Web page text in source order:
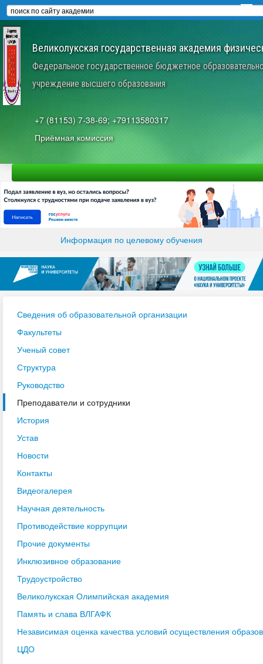
Великолукская государственная академия
Федеральное государственное бюджетное
учреждение высшего образования
+7 (81153) 7-38-69; +79113580317
Приёмная комиссия
Информация по целевому обучения
Сведения об образовательной организации
Факультеты
Ученый совет
Структура
Руководство
Преподаватели и сотрудники
История
Устав
Новости
Контакты
Видеогалерея
Научная деятельность
Противодействие коррупции
Прочие документы
Инклюзивное образование
Трудоустройство
Великолукская Олимпийская академия
Память и слава ВЛГАФК
Независимая оценка качества условий осуществления
ЦДО